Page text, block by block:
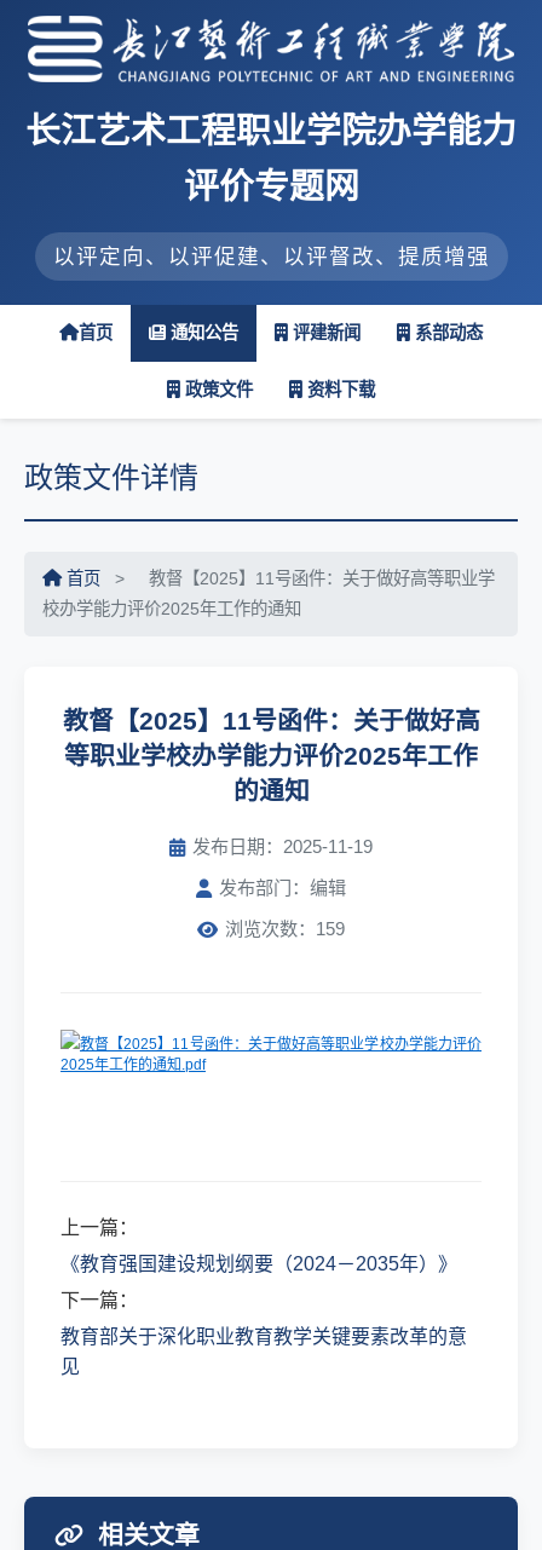
长江艺术工程职业学院办学能力
评价专题网
以评定向、以评促建、以评督改、提质增强
首页 通知公告 评建新闻 系部动态
政策文件 资料下载
政策文件详情
首页 >
教督【2025】11号函件：关于做好高等职业学
校办学能力评价2025年工作的通知
教督【2025】11号函件：关于做好高
等职业学校办学能力评价2025年工作
的通知
发布日期：2025-11-19
发布部门：编辑
浏览次数：159
教督【2025】11号函件：关于做好高等职业学校办学能力评价
2025年工作的通知.pdf
上一篇：
《教育强国建设规划纲要（2024－2035年）》
下一篇：
教育部关于深化职业教育教学关键要素改革的意
见
相关文章